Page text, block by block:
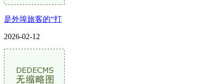
是外埠旅客的“打
2026-02-12